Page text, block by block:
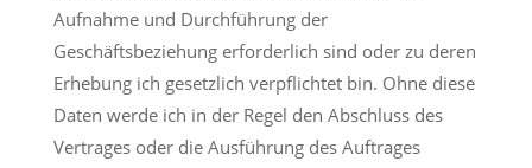
Aufnahme und Durchführung der
Geschäftsbeziehung erforderlich sind oder zu deren
Erhebung ich gesetzlich verpflichtet bin. Ohne diese
Daten werde ich in der Regel den Abschluss des
Vertrages oder die Ausführung des Auftrages